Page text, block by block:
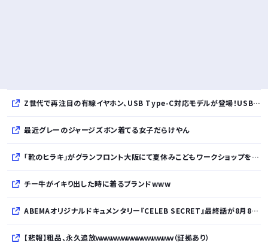
Z世代で再注目の有線イヤホン、USB Type-C対応モデルが登場！USB-A変換アダプター付属で幅広いデバイスに対応
最近グレーのジャージズボン着てる女子だらけやん
「靴のヒラキ」がグランフロント大阪にて夏休みこどもワークショップを開催！親子で楽しむ靴デコレーション体験や足の計測会
チー牛がイキり出した時に着るブランドwww
ABEMAオリジナルドキュメンタリー『CELEB SECRET』最終話が8月8日放送、MC指原莉乃、満島真之介らがコメント
【悲報】粗品、永久追放ｗｗｗｗｗｗｗｗｗｗｗｗｗｗｗ（証拠あり）